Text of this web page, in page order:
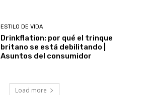
ESTILO DE VIDA
Drinkflation: por qué el trinque
britano se está debilitando |
Asuntos del consumidor
Load more